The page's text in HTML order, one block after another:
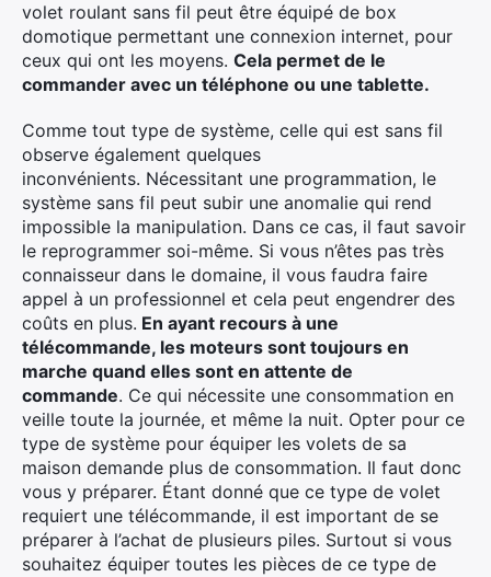
volet roulant sans fil peut être équipé de box
domotique permettant une connexion internet, pour
ceux qui ont les moyens. Cela permet de le
commander avec un téléphone ou une tablette.
Comme tout type de système, celle qui est sans fil
observe également quelques
inconvénients. Nécessitant une programmation, le
système sans fil peut subir une anomalie qui rend
impossible la manipulation. Dans ce cas, il faut savoir
le reprogrammer soi-même. Si vous n’êtes pas très
connaisseur dans le domaine, il vous faudra faire
appel à un professionnel et cela peut engendrer des
coûts en plus. En ayant recours à une
télécommande, les moteurs sont toujours en
marche quand elles sont en attente de
commande. Ce qui nécessite une consommation en
veille toute la journée, et même la nuit. Opter pour ce
type de système pour équiper les volets de sa
maison demande plus de consommation. Il faut donc
vous y préparer. Étant donné que ce type de volet
requiert une télécommande, il est important de se
préparer à l’achat de plusieurs piles. Surtout si vous
souhaitez équiper toutes les pièces de ce type de